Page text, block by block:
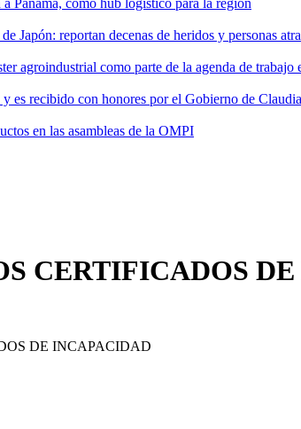
Panamá, como hub logístico para la región
Japón: reportan decenas de heridos y personas
agroindustrial como parte de la agenda de trabajo
es recibido con honores por el Gobierno de
en las asambleas de la OMPI
CERTIFICADOS
DE INCAPACIDAD